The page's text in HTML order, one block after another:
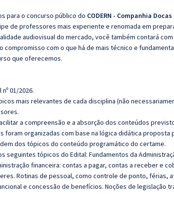
para o concurso público do CODERN - Companhia
de professores mais experiente e renomada em
audiovisual do mercado, você também contará com
compromisso com o que há de mais técnico e
que oferecemos.
01/2026.
mais relevantes de cada disciplina (não
a compreensão e a absorção dos conteúdos
foram organizadas com base na lógica didática proposta
dos tópicos do conteúdo programático do certame.
seguintes tópicos do Edital: Fundamentos da
financeira: contas a pagar, contas a receber e
Rotinas de pessoal, como controle de ponto, férias,
e concessão de benefícios. Noções de legislação